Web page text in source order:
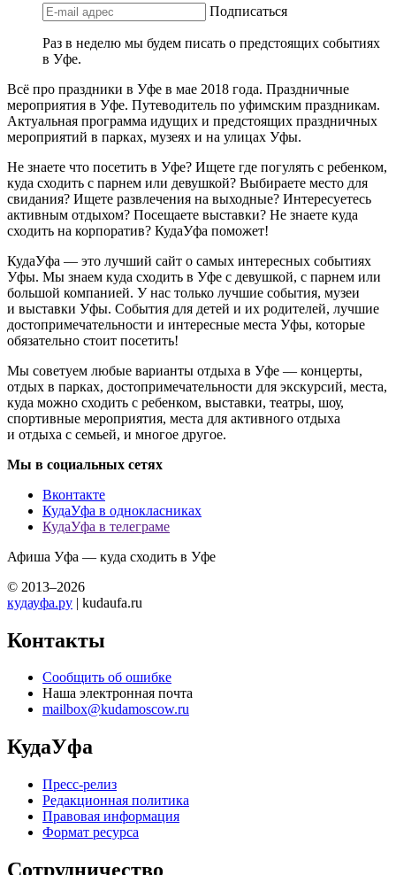
Подписаться
Раз в неделю мы будем писать о предстоящих событиях
в Уфе.
Всё про праздники в Уфе в мае 2018 года. Праздничные
мероприятия в Уфе. Путеводитель по уфимским праздникам.
Актуальная программа идущих и предстоящих праздничных
мероприятий в парках, музеях и на улицах Уфы.
Не знаете что посетить в Уфе? Ищете где погулять с ребенком,
куда сходить с парнем или девушкой? Выбираете место для
свидания? Ищете развлечения на выходные? Интересуетесь
активным отдыхом? Посещаете выставки? Не знаете куда
сходить на корпоратив? КудаУфа поможет!
КудаУфа — это лучший сайт о самых интересных событиях
Уфы. Мы знаем куда сходить в Уфе с девушкой, с парнем или
большой компанией. У нас только лучшие события, музеи
и выставки Уфы. События для детей и их родителей, лучшие
достопримечательности и интересные места Уфы, которые
обязательно стоит посетить!
Мы советуем любые варианты отдыха в Уфе — концерты,
отдых в парках, достопримечательности для экскурсий, места,
куда можно сходить с ребенком, выставки, театры, шоу,
спортивные мероприятия, места для активного отдыха
и отдыха с семьей, и многое другое.
Мы в социальных сетях
Вконтакте
КудаУфа в однокласниках
КудаУфа в телеграме
Афиша Уфа — куда сходить в Уфе
© 2013–2026
кудауфа.ру | kudaufa.ru
Контакты
Сообщить об ошибке
Наша электронная почта
mailbox@kudamoscow.ru
КудаУфа
Пресс-релиз
Редакционная политика
Правовая информация
Формат ресурса
Сотрудничество